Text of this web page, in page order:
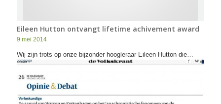
Eileen Hutton ontvangt lifetime achivement award
9 mei 2014
Wij zijn trots op onze bijzonder hoogleraar Eileen Hutton die…